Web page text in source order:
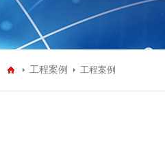
工程案例 工程案例